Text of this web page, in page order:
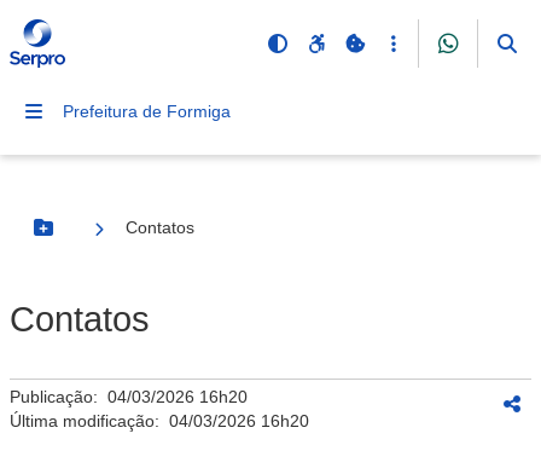
Prefeitura de Formiga
Botão Menu
Contatos
Contatos
Publicação: 04/03/2026 16h20
Última modificação: 04/03/2026 16h20